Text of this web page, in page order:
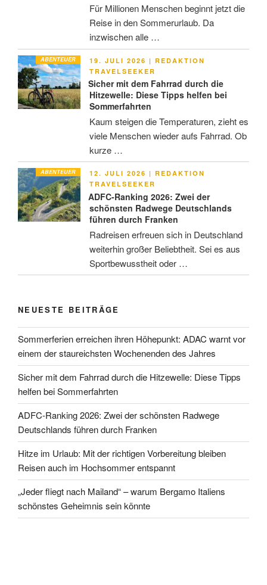
Für Millionen Menschen beginnt jetzt die
Reise in den Sommerurlaub. Da
inzwischen alle …
ABENTEUER
VERÖFFENTLICHT
AM
19. JULI 2026 | REDAKTION
TRAVELSEEKER
Sicher mit dem Fahrrad durch die
Hitzewelle: Diese Tipps helfen bei
Sommerfahrten
Kaum steigen die Temperaturen, zieht es
viele Menschen wieder aufs Fahrrad. Ob
kurze …
ABENTEUER
VERÖFFENTLICHT
AM
12. JULI 2026 | REDAKTION
TRAVELSEEKER
ADFC-Ranking 2026: Zwei der
schönsten Radwege Deutschlands
führen durch Franken
Radreisen erfreuen sich in Deutschland
weiterhin großer Beliebtheit. Sei es aus
Sportbewusstheit oder …
NEUESTE BEITRÄGE
Sommerferien erreichen ihren Höhepunkt: ADAC warnt vor
einem der staureichsten Wochenenden des Jahres
Sicher mit dem Fahrrad durch die Hitzewelle: Diese Tipps
helfen bei Sommerfahrten
ADFC-Ranking 2026: Zwei der schönsten Radwege
Deutschlands führen durch Franken
Hitze im Urlaub: Mit der richtigen Vorbereitung bleiben
Reisen auch im Hochsommer entspannt
„Jeder fliegt nach Mailand“ – warum Bergamo Italiens
schönstes Geheimnis sein könnte